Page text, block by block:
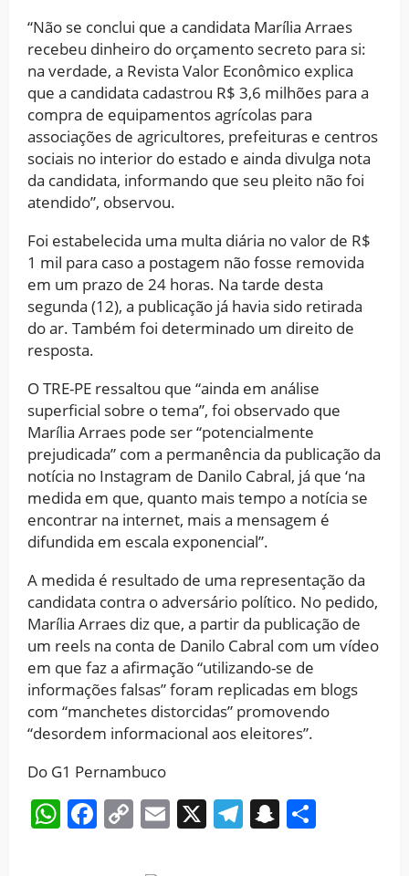
“Não se conclui que a candidata Marília Arraes
recebeu dinheiro do orçamento secreto para si:
na verdade, a Revista Valor Econômico explica
que a candidata cadastrou R$ 3,6 milhões para a
compra de equipamentos agrícolas para
associações de agricultores, prefeituras e centros
sociais no interior do estado e ainda divulga nota
da candidata, informando que seu pleito não foi
atendido”, observou.
Foi estabelecida uma multa diária no valor de R$
1 mil para caso a postagem não fosse removida
em um prazo de 24 horas. Na tarde desta
segunda (12), a publicação já havia sido retirada
do ar. Também foi determinado um direito de
resposta.
O TRE-PE ressaltou que “ainda em análise
superficial sobre o tema”, foi observado que
Marília Arraes pode ser “potencialmente
prejudicada” com a permanência da publicação da
notícia no Instagram de Danilo Cabral, já que ‘na
medida em que, quanto mais tempo a notícia se
encontrar na internet, mais a mensagem é
difundida em escala exponencial”.
A medida é resultado de uma representação da
candidata contra o adversário político. No pedido,
Marília Arraes diz que, a partir da publicação de
um reels na conta de Danilo Cabral com um vídeo
em que faz a afirmação “utilizando-se de
informações falsas” foram replicadas em blogs
com “manchetes distorcidas” promovendo
“desordem informacional aos eleitores”.
Do G1 Pernambuco
WhatsApp
Facebook
CopyEmail
X Telegram
Snapchat